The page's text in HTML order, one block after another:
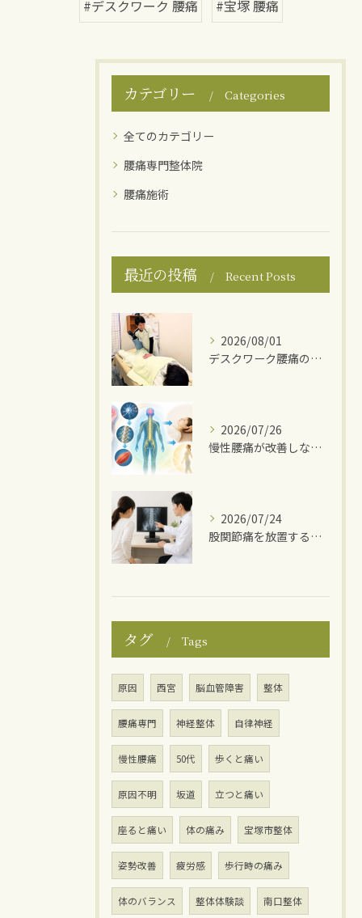
#デスクワーク 腰痛
#宝塚 腰痛
カテゴリー Categories
全てのカテゴリー
腰痛専門整体院
腰痛施術
最近の投稿 Recent Posts
2026/08/01
デスクワーク腰痛の原因
2026/07/26
慢性腰痛が改善しない理由
2026/07/24
股関節痛を放置するとどうなる？
タグ Tags
原因 西宮 脳血管障害 整体
腰痛専門 神経整体 自律神経
慢性腰痛 50代 歩くと痛い
原因不明 坂道 立つと痛い
座ると痛い 体の痛み 宝塚市整体
姿勢改善 疲労感 歩行時の痛み
体のバランス 整体体験談 南口整体